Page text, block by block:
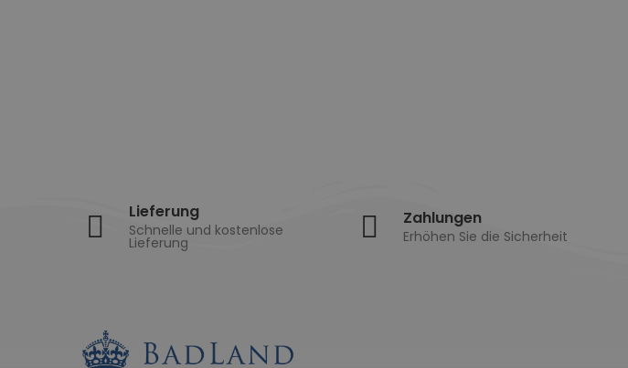
Lieferung
Schnelle und kostenlose
Lieferung
Zahlungen
Erhöhen Sie die Sicherheit